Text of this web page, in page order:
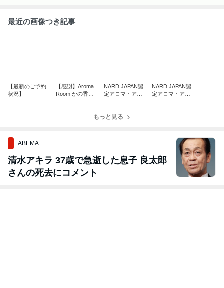
最近の画像つき記事
【最新のご予約
状況】
【感謝】Aroma
Room かの香は
NARD JAPAN認
定アロマ・アド
NARD JAPAN認
定アロマ・アド
もっと見る
ABEMA
清水アキラ 37歳で急逝した息子 良太郎
さんの死去にコメント